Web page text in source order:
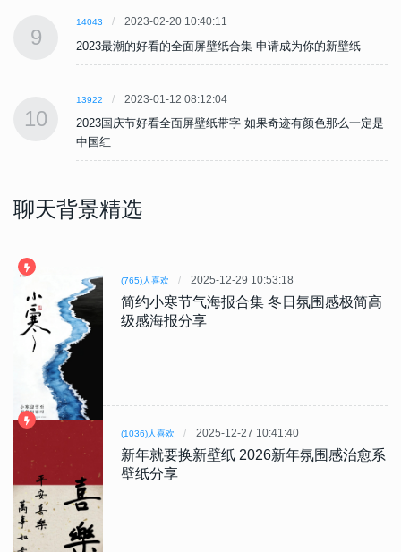
9
14043 2023-02-20 10:40:11
2023最潮的好看的全面屏壁纸合集 申请成为你的新壁纸
10
13922 2023-01-12 08:12:04
2023国庆节好看全面屏壁纸带字 如果奇迹有颜色那么一定是
中国红
聊天背景精选
(765)人喜欢 2025-12-29 10:53:18
简约小寒节气海报合集 冬日氛围感极简高
级感海报分享
(1036)人喜欢 2025-12-27 10:41:40
新年就要换新壁纸 2026新年氛围感治愈系
壁纸分享